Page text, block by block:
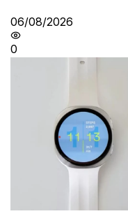
06/08/2026
0